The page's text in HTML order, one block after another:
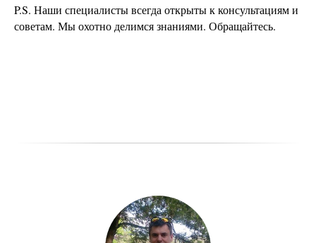
P.S. Наши специалисты всегда открыты к консультациям и
советам. Мы охотно делимся знаниями. Обращайтесь.